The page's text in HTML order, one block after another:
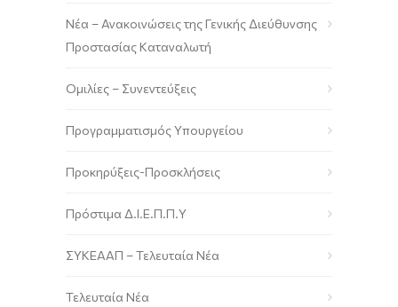
Νέα – Ανακοινώσεις της Γενικής Διεύθυνσης
Προστασίας Καταναλωτή
Ομιλίες – Συνεντεύξεις
Προγραμματισμός Υπουργείου
Προκηρύξεις-Προσκλήσεις
Πρόστιμα Δ.Ι.Ε.Π.Π.Υ
ΣΥΚΕΑΑΠ – Τελευταία Νέα
Τελευταία Νέα